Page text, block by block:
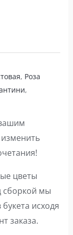
, Роза
,
цветы
сборкой мы
исходя
заказа.